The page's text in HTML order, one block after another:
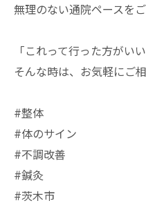
無理のない通院ペースを
「これって行った方がい
そんな時は、お気軽にご
#整体
#体のサイン
#不調改善
#鍼灸
#茨木市